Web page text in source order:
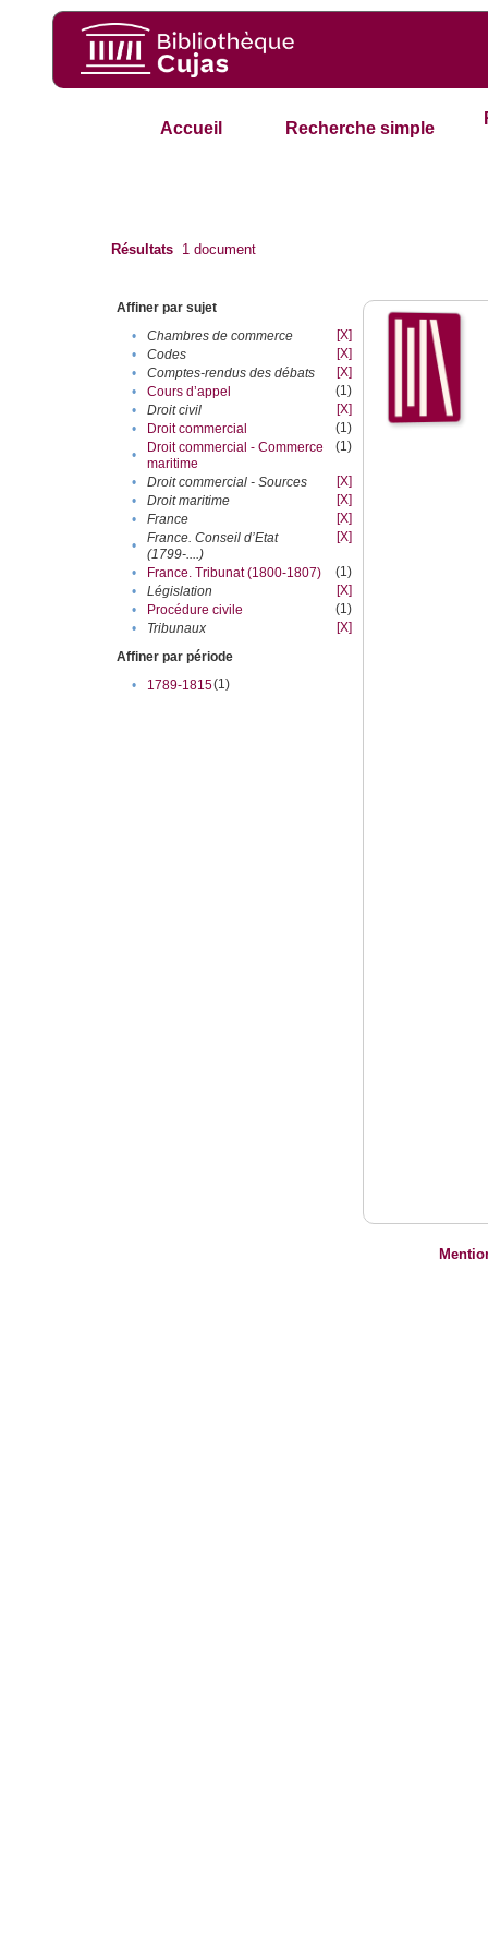
Accueil Recherche simple
Résultats 1 document
Affiner par sujet
•
Chambres de commerce
[X]
•
Codes
[X]
•
Comptes-rendus des débats
[X]
•
Cours d’appel
(1)
•
Droit civil
[X]
•
Droit commercial
(1)
•
Droit commercial - Commerce
maritime
(1)
• Droit commercial - Sources
[X]
•
Droit maritime
[X]
•
France
[X]
•
France. Conseil d’Etat
(1799-....)
[X]
• France. Tribunat (1800-1807)
(1)
•
Législation
[X]
•
Procédure civile
(1)
•
Tribunaux
[X]
Affiner par période
•
1789-1815(1)